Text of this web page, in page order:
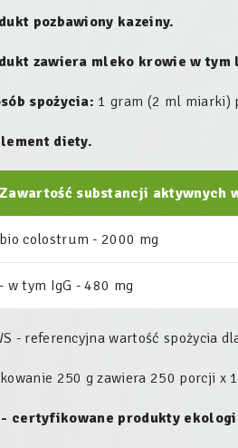
pozbawiony kazeiny.
zawiera mleko krowie w tym
spożycia: 1 gram (2 ml miarki)
diety.
Zawartość substancji aktywnych
bio colostrum - 2000 mg
- w tym IgG - 480 mg
- referencyjna wartość spożycia
250 g zawiera 250 porcji x
certyfikowane produkty